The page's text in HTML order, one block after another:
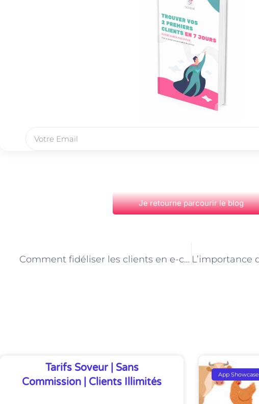
Je retourne parcourir le blog
Comment fidéliser les clients en e-commerce à Paris : conseils du consultant
Tarifs Soveur | Sans
Commission | Clients Illimités
App Showcase